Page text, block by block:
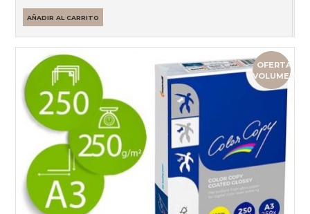
3,68 €.1,84 €.
AÑADIR AL CARRITO
OFERTA
VOLUMEN